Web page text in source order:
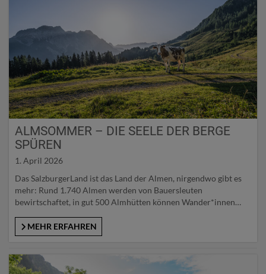
ALMSOMMER – DIE SEELE DER BERGE
SPÜREN
1. April 2026
Das SalzburgerLand ist das Land der Almen, nirgendwo gibt es
mehr: Rund 1.740 Almen werden von Bauersleuten
bewirtschaftet, in gut 500 Almhütten können Wander*innen
erinnern an vergangene Zeiten, in denen die Almen unabdingbar
für die Bauern und Bäuerinnen waren. Vor allem auf den 165
MEHR ERFAHREN